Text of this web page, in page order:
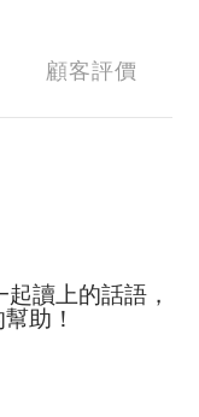
顧客評價
讀上的話語，
助！